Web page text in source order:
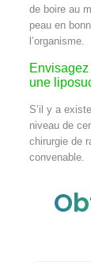
de boire au
peau en
l’organisme.
une
S’il y a
niveau de
chirurgie de
convenable.